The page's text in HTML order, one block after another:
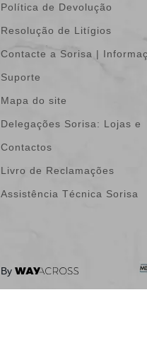
Política de Devolução
Resolução de Litígios
Contacte a Sorisa |
Suporte
Mapa do site
Delegações Sorisa: Lojas e
Contactos
Livro de Reclamações
Assistência Técnica Sorisa
By